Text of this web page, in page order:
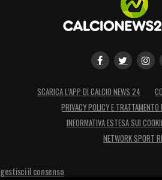
SCARICA L’APP DI CALCIO NEWS 24
PRIVACY POLICY E TRATTAMENTO
INFORMATIVA ESTESA SUI
NETWORK SPORT
gestisci il consenso